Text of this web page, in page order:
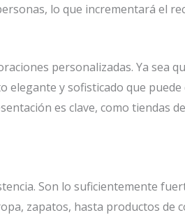
lo que incrementará el
personalizadas. Ya sea
elegante y sofisticado que
es clave, como tiendas
Son lo suficientemente
zapatos, hasta productos de